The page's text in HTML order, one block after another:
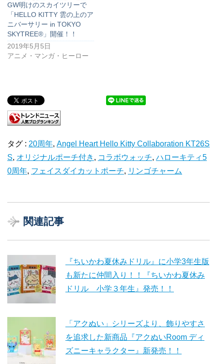
GW明けのスカイツリーで
「HELLO KITTY 雲の上のア
ニバーサリー in TOKYO
SKYTREE®」開催！！
2019年5月5日
アニメ・マンガ・ヒーロー
タグ : 20周年, Angel Heart Hello Kitty Collaboration KT26S
S, オリジナルポーチ付き , コラボウォッチ, ハローキティ5
0周年, フェイスダイカットポーチ, リンゴチャーム
関連記事
『ちいかわ夏休みドリル』に小学3年生版
も新たに仲間入り！！『ちいかわ夏休み
ドリル 小学３年生』発売！！
「アクぬい」シリーズより、飾りやすさ
を追求した新商品『アクぬいRoom ディ
ズニーキャラクター』新発売！！